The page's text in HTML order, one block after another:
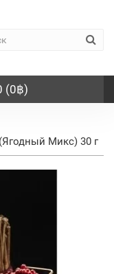
(0฿)
Микс) 30 г